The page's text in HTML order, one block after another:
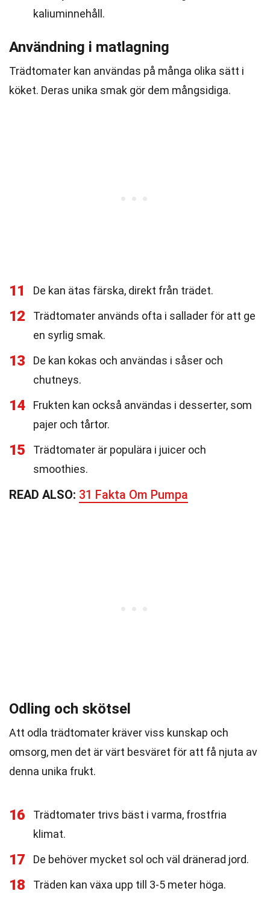
kaliuminnehåll.
Användning i matlagning
Trädtomater kan användas på många olika sätt i
köket. Deras unika smak gör dem mångsidiga.
11 De kan ätas färska, direkt från trädet.
12
Trädtomater används ofta i sallader för att ge
en syrlig smak.
13
De kan kokas och användas i såser och
chutneys.
14
Frukten kan också användas i desserter, som
pajer och tårtor.
15
Trädtomater är populära i juicer och
smoothies.
READ ALSO: 31 Fakta Om Pumpa
Odling och skötsel
Att odla trädtomater kräver viss kunskap och
omsorg, men det är värt besväret för att få njuta av
denna unika frukt.
16
Trädtomater trivs bäst i varma, frostfria
klimat.
17 De behöver mycket sol och väl dränerad jord.
18 Träden kan växa upp till 3-5 meter höga.